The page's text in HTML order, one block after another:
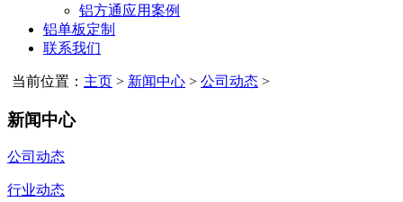
铝方通应用案例
铝单板定制
联系我们
当前位置： 主页 > 新闻中心 > 公司动态 >
新闻中心
公司动态
行业动态